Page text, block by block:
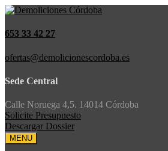
653 33 42 27
ofertas@demolicionescordoba.es
Sede Central
Calle Noruega 4,5. 14014 Córdoba
Solicite Presupuesto
Descargar Dossier
MENU